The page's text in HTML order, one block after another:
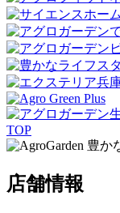
TOP
豊か
店舗情報